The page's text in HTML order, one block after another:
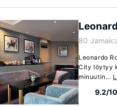
80
Leonardo
City löytyy
minuutin...
9.2/10